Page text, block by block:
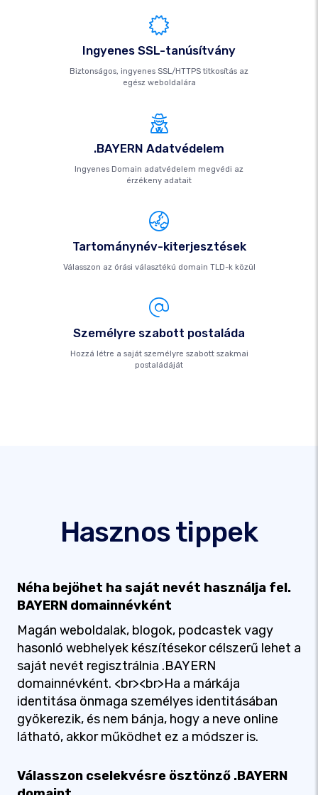
Ingyenes SSL-tanúsítvány
Biztonságos, ingyenes SSL/HTTPS titkosítás az
egész weboldalára
.BAYERN Adatvédelem
Ingyenes Domain adatvédelem megvédi az
érzékeny adatait
Tartománynév-kiterjesztések
Válasszon az órási választékú domain TLD-k közül
Személyre szabott postaláda
Hozzá létre a saját személyre szabott szakmai
postaládáját
Hasznos tippek
Néha bejöhet ha saját nevét használja fel.
BAYERN domainnévként
Magán weboldalak, blogok, podcastek vagy
hasonló webhelyek készítésekor célszerű lehet a
saját nevét regisztrálnia .BAYERN
domainnévként. <br><br>Ha a márkája
identitása önmaga személyes identitásában
gyökerezik, és nem bánja, hogy a neve online
látható, akkor működhet ez a módszer is.
Válasszon cselekvésre ösztönző .BAYERN